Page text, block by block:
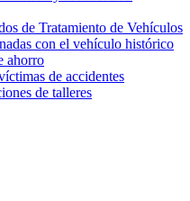
de Tratamiento de Vehículos
con el vehículo histórico
ahorro
de accidentes
de talleres